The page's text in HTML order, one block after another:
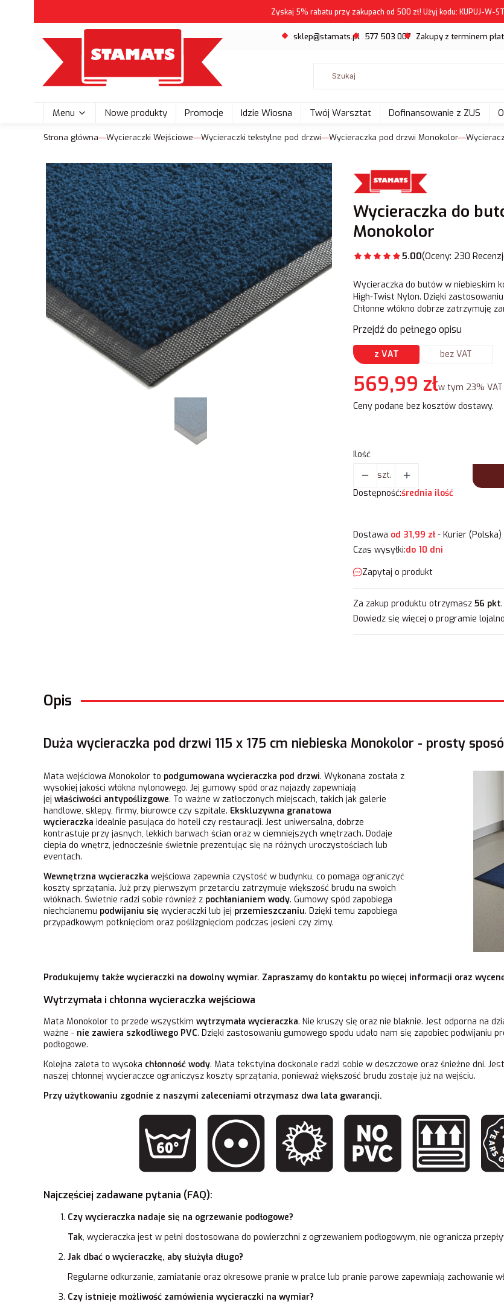
Zyskaj 5% rabatu przy zakupach od 500 zł! Użyj kodu: KUPUJ-W-
sklep@stamats.pl 577 503 007 Zakupy z terminem
Menu Nowe produkty Promocje Idzie Wiosna Twój Warsztat Dofinansowanie z ZUS
Strona główna Wycieraczki Wejściowe Wycieraczki tekstylne pod drzwi Wycieraczka pod drzwi Monokolor
Wycieraczka do
Monokolor
5.00(Oceny: 230
Wycieraczka do butów w niebieskim
High-Twist Nylon. Dzięki
Chłonne włókno dobrze zatrzymuję
Przejdź do pełnego opisu
z VAT bez VAT
Cena
569,99 złw tym 23% VAT
w tym 23% VAT
Ceny podane bez kosztów dostawy.
Ilość
szt.
Dostępność:średnia ilość
Dostawa od 31,99 zł- Kurier (Polska)
Czas wysyłki:do 10 dni
Zapytaj o produkt
Za zakup produktu otrzymasz56 pkt.
Dowiedz sięwięcej o programie
Opis
Duża wycieraczka pod drzwi 115 x 175 cm niebieska Monokolor - prosty
Mata wejściowa Monokolor to podgumowana wycieraczka pod drzwi. Wykonana została z
wysokiej jakości włókna nylonowego. Jej gumowy spód oraz najazdy zapewniają
jej właściwości antypoślizgowe. To ważne w zatłoczonych miejscach, takich jak galerie
handlowe, sklepy, firmy, biurowce czy szpitale. Ekskluzywna granatowa
wycieraczka idealnie pasująca do hoteli czy restauracji. Jest uniwersalna, dobrze
kontrastuje przy jasnych, lekkich barwach ścian oraz w ciemniejszych wnętrzach. Dodaje
ciepła do wnętrz, jednocześnie świetnie prezentując się na różnych uroczystościach lub
eventach.
Wewnętrzna wycieraczka wejściowa zapewnia czystość w budynku, co pomaga ograniczyć
koszty sprzątania. Już przy pierwszym przetarciu zatrzymuje większość brudu na swoich
włóknach. Świetnie radzi sobie również z pochłanianiem wody. Gumowy spód zapobiega
niechcianemu podwijaniu się wycieraczki lub jej przemieszczaniu. Dzięki temu zapobiega
przypadkowym potknięciom oraz poślizgnięciom podczas jesieni czy zimy.
Produkujemy także wycieraczki na dowolny wymiar. Zapraszamy do kontaktu po więcej informacji oraz
Wytrzymała i chłonna wycieraczka wejściowa
Mata Monokolor to przede wszystkim wytrzymała wycieraczka. Nie kruszy się oraz nie blaknie. Jest odporna na
ważne - nie zawiera szkodliwego PVC. Dzięki zastosowaniu gumowego spodu udało nam się zapobiec podwijaniu
podłogowe.
Kolejna zaleta to wysoka chłonność wody. Mata tekstylna doskonale radzi sobie w deszczowe oraz śnieżne dni.
naszej chłonnej wycieraczce ograniczysz koszty sprzątania, ponieważ większość brudu zostaje już na wejściu.
Przy użytkowaniu zgodnie z naszymi zaleceniami otrzymasz dwa lata gwarancji.
Najczęściej zadawane pytania (FAQ):
Czy wycieraczka nadaje się na ogrzewanie podłogowe?
Tak, wycieraczka jest w pełni dostosowana do powierzchni z ogrzewaniem podłogowym, nie ogranicza
Jak dbać o wycieraczkę, aby służyła długo?
Regularne odkurzanie, zamiatanie oraz okresowe pranie w pralce lub pranie parowe zapewniają zachowanie
Czy istnieje możliwość zamówienia wycieraczki na wymiar?